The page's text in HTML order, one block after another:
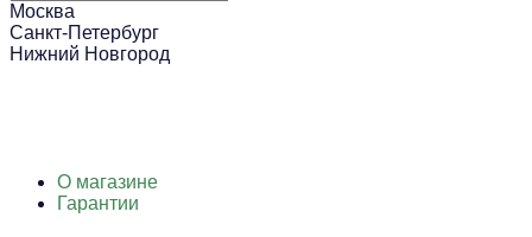
Москва
Санкт-Петербург
Нижний Новгород
О магазине
Гарантии